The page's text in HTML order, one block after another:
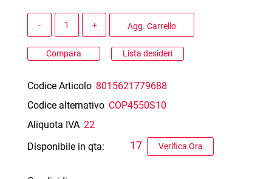
Agg. Carrello
Compara Lista desideri
Codice Articolo 8015621779688
Codice alternativo COP4550S10
Aliquota IVA 22
Disponibile in qta:
Verifica Ora
17